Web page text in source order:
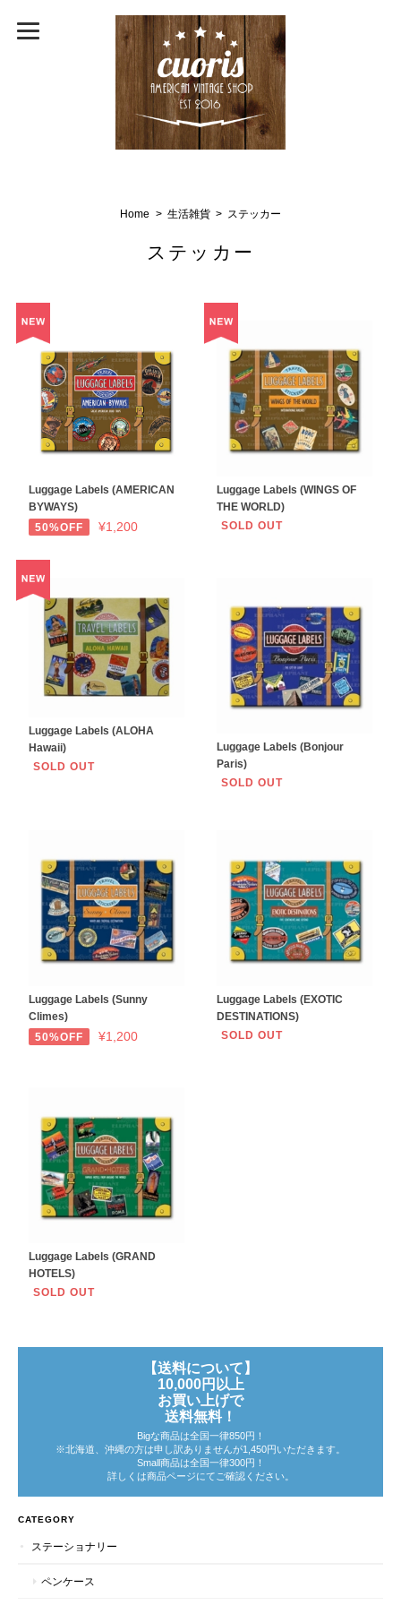
Home 生活雑貨 ステッカー
ステッカー
Luggage Labels (AMERICAN
BYWAYS)
50%OFF ¥1,200
Luggage Labels (WINGS OF
THE WORLD)
SOLD OUT
Luggage Labels (ALOHA
Hawaii)
SOLD OUT
Luggage Labels (Bonjour
Paris)
SOLD OUT
Luggage Labels (Sunny
Climes)
50%OFF ¥1,200
Luggage Labels (EXOTIC
DESTINATIONS)
SOLD OUT
Luggage Labels (GRAND
HOTELS)
SOLD OUT
【送料について】
10,000円以上
お買い上げで
送料無料！
Bigな商品は全国一律850円！
※北海道、沖縄の方は申し訳ありませんが1,450円いただきます。
Small商品は全国一律300円！
詳しくは商品ページにてご確認ください。
CATEGORY
ステーショナリー
ペンケース